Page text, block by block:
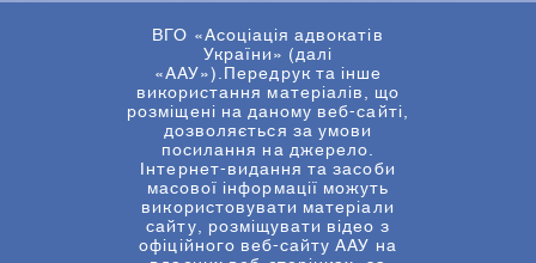
ВГО «Асоціація адвокатів
України» (далі
«ААУ»).Передрук та інше
використання матеріалів, що
розміщені на даному веб-сайті,
дозволяється за умови
посилання на джерело.
Інтернет-видання та засоби
масової інформації можуть
використовувати матеріали
сайту, розміщувати відео з
офіційного веб-сайту ААУ на